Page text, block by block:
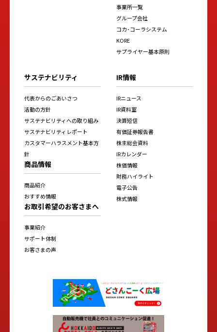
事業所一覧
グループ会社
コカ･コーラシステム
KORE
サプライヤー基本原則
サステナビリティ
代表からのごあいさつ
活動の方針
サステナビリティへの取り組み
サステナビリティレポート
カスタマーハラスメント基本方
針
商品情報
商品紹介
おすすめ情報
お取引希望のお客さまへ
事業紹介
サポート体制
お客さまの声
IR情報
IRニュース
IR資料室
決算短信
有価証券報告書
株主総会資料
IRカレンダー
株価情報
財務ハイライト
電子公告
株式情報